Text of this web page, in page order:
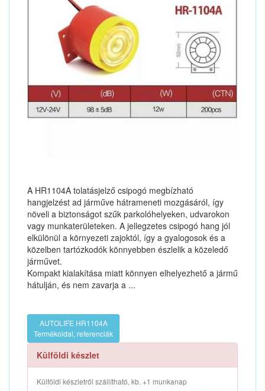
A HR1104A tolatásjelző csipogó megbízható
hangjelzést ad járműve hátrameneti mozgásáról, így
növeli a biztonságot szűk parkolóhelyeken, udvarokon
vagy munkaterületeken. A jellegzetes csipogó hang jól
elkülönül a környezeti zajoktól, így a gyalogosok és a
közelben tartózkodók könnyebben észlelik a közeledő
járművet.
Kompakt kialakítása miatt könnyen elhelyezhető a jármű
hátulján, és nem zavarja a ...
AUTOLIFE HR1104A
Termékoldal, referenciák
Külföldi készlet
Külföldi készletről szállítható, kb. +1 munkanap